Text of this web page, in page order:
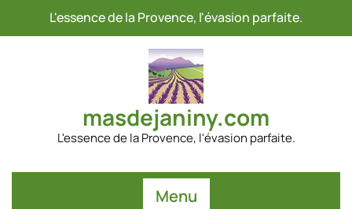
L'essence de la Provence, l'évasion parfaite.
masdejaniny.com
L'essence de la Provence, l'évasion parfaite.
Menu